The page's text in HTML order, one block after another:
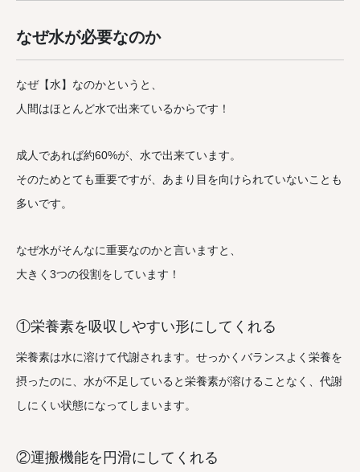
なぜ水が必要なのか
なぜ【水】なのかというと、
人間はほとんど水で出来ているからです！
成人であれば約60%が、水で出来ています。
そのためとても重要ですが、あまり目を向けられていないことも
多いです。
なぜ水がそんなに重要なのかと言いますと、
大きく3つの役割をしています！
①栄養素を吸収しやすい形にしてくれる
栄養素は水に溶けて代謝されます。せっかくバランスよく栄養を
摂ったのに、水が不足していると栄養素が溶けることなく、代謝
しにくい状態になってしまいます。
②運搬機能を円滑にしてくれる